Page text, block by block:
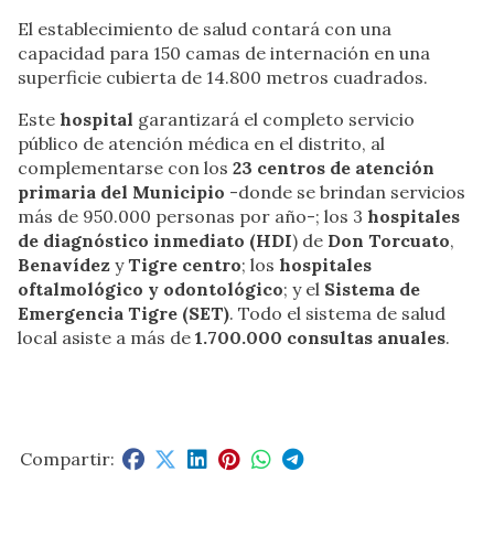
El establecimiento de salud contará con una
capacidad para 150 camas de internación en una
superficie cubierta de 14.800 metros cuadrados.
Este hospital garantizará el completo servicio
público de atención médica en el distrito, al
complementarse con los 23 centros de atención
primaria del Municipio -donde se brindan servicios
más de 950.000 personas por año-; los 3 hospitales
de diagnóstico inmediato (HDI) de Don Torcuato,
Benavídez y Tigre centro; los hospitales
oftalmológico y odontológico; y el Sistema de
Emergencia Tigre (SET). Todo el sistema de salud
local asiste a más de 1.700.000 consultas anuales.